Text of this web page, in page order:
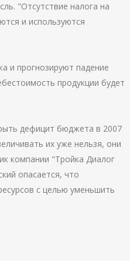
"Отсутствие налога на
и используются
и прогнозируют падение
продукции будет
дефицит бюджета в 2007
их уже нельзя, они
компании "Тройка Диалог
опасается, что
с целью уменьшить